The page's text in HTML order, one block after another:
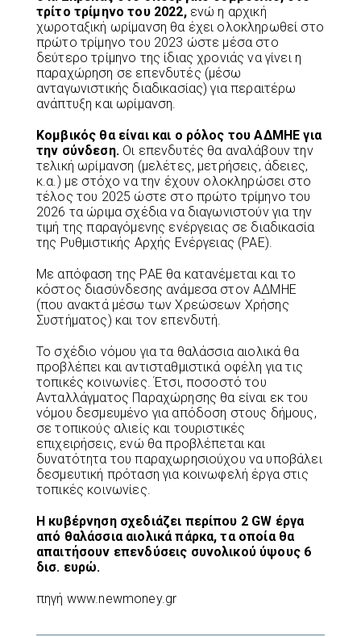
τρίτο τρίμηνο του 2022,ενώ η αρχική
χωροταξική ωρίμανση θα έχει ολοκληρωθεί στο
πρώτο τρίμηνο του 2023 ώστε μέσα στο
δεύτερο τρίμηνο της ίδιας χρονιάς να γίνει η
παραχώρηση σε επενδυτές (μέσω
ανταγωνιστικής διαδικασίας) για περαιτέρω
ανάπτυξη και ωρίμανση.
Κομβικός θα είναι και ο ρόλος του ΑΔΜΗΕ για
την σύνδεση. Οι επενδυτές θα αναλάβουν την
τελική ωρίμανση (μελέτες, μετρήσεις, άδειες,
κ.α.) με στόχο να την έχουν ολοκληρώσει στο
τέλος του 2025 ώστε στο πρώτο τρίμηνο του
2026 τα ώριμα σχέδια να διαγωνιστούν για την
τιμή της παραγόμενης ενέργειας σε διαδικασία
της Ρυθμιστικής Αρχής Ενέργειας (ΡΑΕ).
Με απόφαση της ΡΑΕ θα κατανέμεται και το
κόστος διασύνδεσης ανάμεσα στον ΑΔΜΗΕ
(που ανακτά μέσω των Χρεώσεων Χρήσης
Συστήματος) και τον επενδυτή.
Το σχέδιο νόμου για τα θαλάσσια αιολικά θα
προβλέπει και αντισταθμιστικά οφέλη για τις
τοπικές κοινωνίες. Έτσι, ποσοστό του
Ανταλλάγματος Παραχώρησης θα είναι εκ του
νόμου δεσμευμένο για απόδοση στους δήμους,
σε τοπικούς αλιείς και τουριστικές
επιχειρήσεις, ενώ θα προβλέπεται και
δυνατότητα του παραχωρησιούχου να υποβάλει
δεσμευτική πρόταση για κοινωφελή έργα στις
τοπικές κοινωνίες.
Η κυβέρνηση σχεδιάζει περίπου 2 GW έργα
από θαλάσσια αιολικά πάρκα, τα οποία θα
απαιτήσουν επενδύσεις συνολικού ύψους 6
δισ. ευρώ.
πηγή www.newmoney.gr